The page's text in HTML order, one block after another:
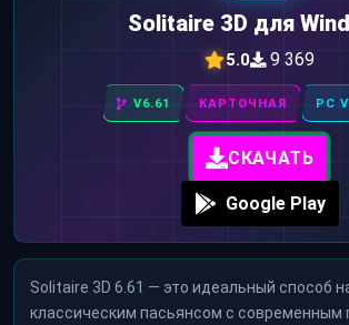
Solitaire 3D для
5.0 9 369
PC
КАРТОЧНАЯ
V6.61
СКАЧАТЬ
Google Play
Solitaire 3D 6.61 — это идеальный способ
классическим пасьянсом с современным